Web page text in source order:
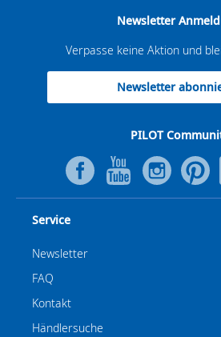
Newsletter
Verpasse keine Aktion und
Newsletter
PILOT
Service
Newsletter
FAQ
Kontakt
Händlersuche